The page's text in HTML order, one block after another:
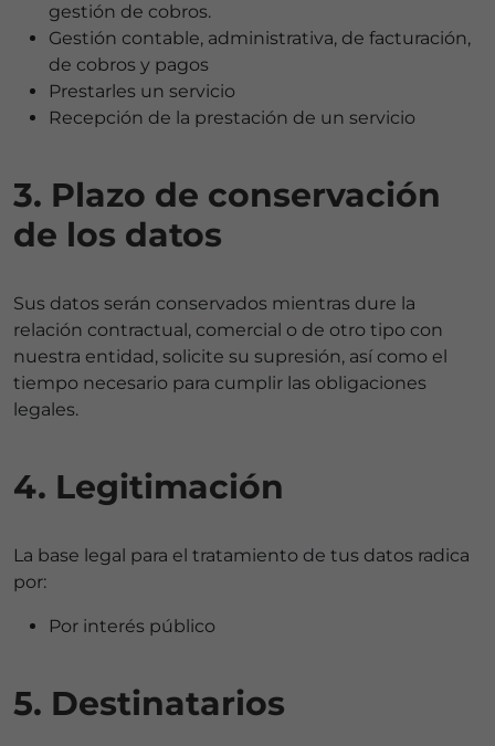
gestión de cobros.
Gestión contable, administrativa, de facturación,
de cobros y pagos
Prestarles un servicio
Recepción de la prestación de un servicio
3. Plazo de conservación
de los datos
Sus datos serán conservados mientras dure la
relación contractual, comercial o de otro tipo con
nuestra entidad, solicite su supresión, así como el
tiempo necesario para cumplir las obligaciones
legales.
4. Legitimación
La base legal para el tratamiento de tus datos radica
por:
Por interés público
5. Destinatarios